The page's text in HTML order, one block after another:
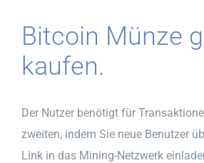
Bitcoin Münze
kaufen.
Der Nutzer benötigt für
zweiten, indem Sie neue Benutzer
Link in das Mining-Netzwerk